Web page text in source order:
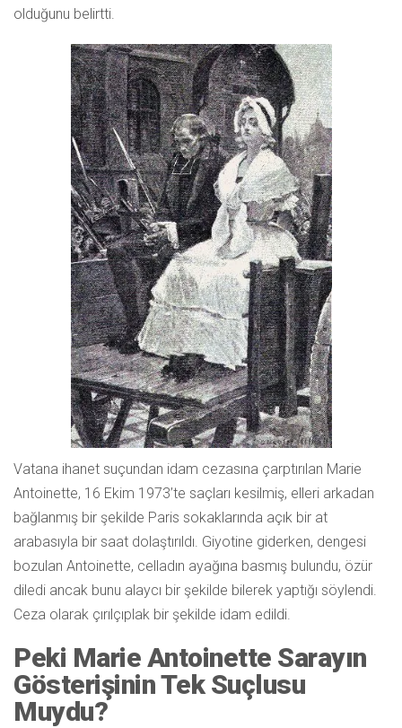
olduğunu belirtti.
Vatana ihanet suçundan idam cezasına çarptırılan Marie
Antoinette, 16 Ekim 1973’te saçları kesilmiş, elleri arkadan
bağlanmış bir şekilde Paris sokaklarında açık bir at
arabasıyla bir saat dolaştırıldı. Giyotine giderken, dengesi
bozulan Antoinette, celladın ayağına basmış bulundu, özür
diledi ancak bunu alaycı bir şekilde bilerek yaptığı söylendi.
Ceza olarak çırılçıplak bir şekilde idam edildi.
Peki Marie Antoinette Sarayın
Gösterişinin Tek Suçlusu
Muydu?